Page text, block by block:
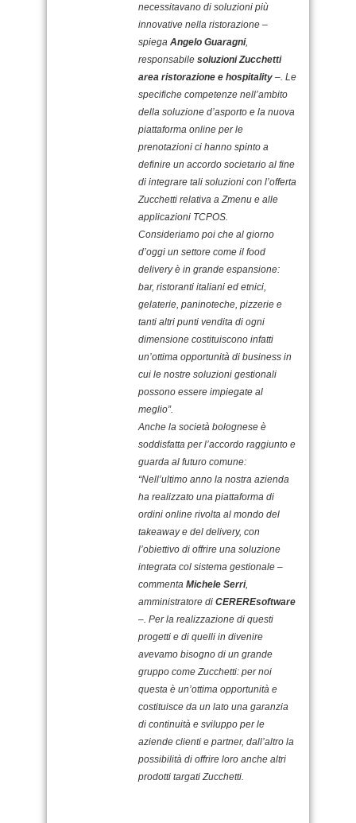
necessitavano di soluzioni più
innovative nella ristorazione –
spiega Angelo Guaragni,
responsabile soluzioni Zucchetti
area ristorazione e hospitality –. Le
specifiche competenze nell’ambito
della soluzione d’asporto e la nuova
piattaforma online per le
prenotazioni ci hanno spinto a
definire un accordo societario al fine
di integrare tali soluzioni con l’offerta
Zucchetti relativa a Zmenu e alle
applicazioni TCPOS.
Consideriamo poi che al giorno
d’oggi un settore come il food
delivery è in grande espansione:
bar, ristoranti italiani ed etnici,
gelaterie, paninoteche, pizzerie e
tanti altri punti vendita di ogni
dimensione costituiscono infatti
un’ottima opportunità di business in
cui le nostre soluzioni gestionali
possono essere impiegate al
meglio”.
Anche la società bolognese è
soddisfatta per l’accordo raggiunto e
guarda al futuro comune:
“Nell’ultimo anno la nostra azienda
ha realizzato una piattaforma di
ordini online rivolta al mondo del
takeaway e del delivery, con
l’obiettivo di offrire una soluzione
integrata col sistema gestionale –
commenta Michele Serri,
amministratore di CEREREsoftware
–. Per la realizzazione di questi
progetti e di quelli in divenire
avevamo bisogno di un grande
gruppo come Zucchetti: per noi
questa è un’ottima opportunità e
costituisce da un lato una garanzia
di continuità e sviluppo per le
aziende clienti e partner, dall’altro la
possibilità di offrire loro anche altri
prodotti targati Zucchetti.